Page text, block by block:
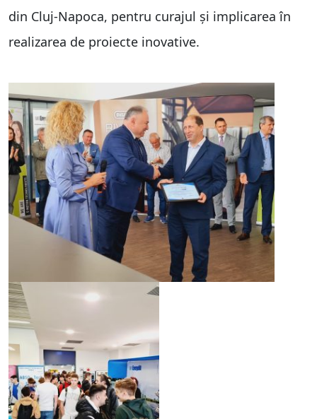
din Cluj-Napoca, pentru curajul și implicarea în
realizarea de proiecte inovative.